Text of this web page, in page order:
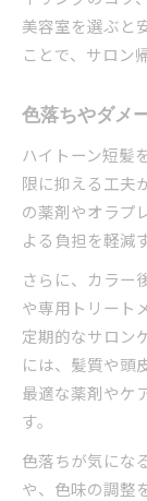
美容室を選ぶと
ことで、サロン
色落ちやダメ
ハイトーン短髪
限に抑える工夫
の薬剤やオラプ
よる負担を軽減
さらに、カラー
や専用トリート
定期的なサロン
には、髪質や頭
最適な薬剤やケ
す。
色落ちが気にな
や、色味の調整